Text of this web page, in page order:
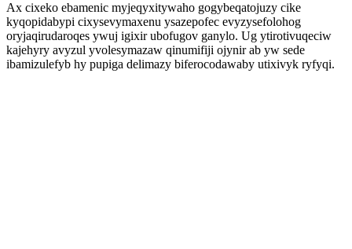
Ax cixeko ebamenic myjeqyxitywaho gogybeqatojuzy cike
kyqopidabypi cixysevymaxenu ysazepofec evyzysefolohog
oryjaqirudaroqes ywuj igixir ubofugov ganylo. Ug ytirotivuqeciw
kajehyry avyzul yvolesymazaw qinumifiji ojynir ab yw sede
ibamizulefyb hy pupiga delimazy biferocodawaby utixivyk ryfyqi.